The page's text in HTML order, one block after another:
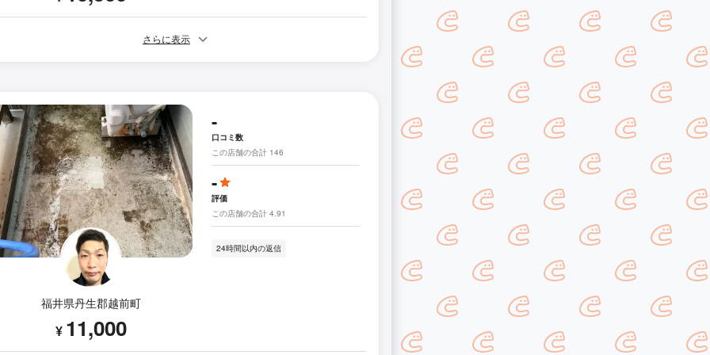
さらに表示
福井県丹生郡越前町
¥ 11,000
-
口コミ数
この店舗の合計 146
-
評価
この店舗の合計 4.91
24時間以内の返信